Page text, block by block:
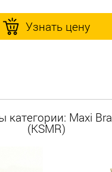
Узнать цену
категории: Maxi
(KSMR)